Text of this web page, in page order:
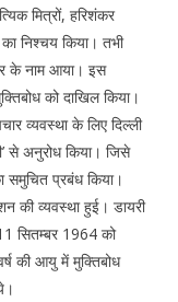
मित्रों, हरिशंकर
निश्चय किया। तभी
के नाम आया। इस
को दाखिल किया।
व्यवस्था के लिए दिल्ली
से अनुरोध किया। जिसे
समुचित प्रबंध किया।
की व्यवस्था हुई। डायरी
सितम्बर 1964 को
की आयु में मुक्तिबोध